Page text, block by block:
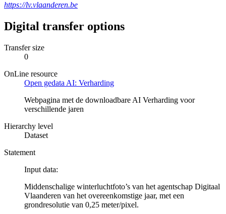
https://lv.vlaanderen.be
Digital transfer options
Transfer size
0
OnLine resource
Open gedata AI: Verharding
Webpagina met de downloadbare AI Verharding voor
verschillende jaren
Hierarchy level
Dataset
Statement
Input data:
Middenschalige winterluchtfoto’s van het agentschap Digitaal
Vlaanderen van het overeenkomstige jaar, met een
grondresolutie van 0,25 meter/pixel.